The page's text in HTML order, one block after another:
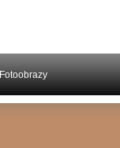
Fotoobrazy